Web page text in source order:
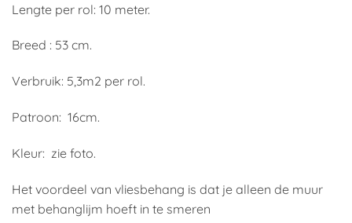
Lengte per rol: 10 meter.
Breed : 53 cm.
Verbruik: 5,3m2 per rol.
Patroon: 16cm.
Kleur: zie foto.
Het voordeel van vliesbehang is dat je alleen de muur
met behanglijm hoeft in te smeren